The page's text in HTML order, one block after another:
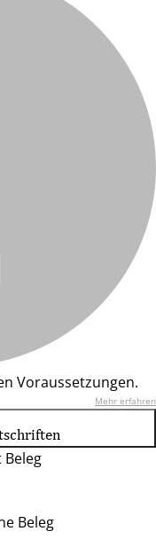
Voraussetzungen.
Mehr erfahren
Beleg